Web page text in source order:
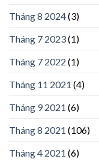
Tháng 8 2024(3)
Tháng 7 2023(1)
Tháng 7 2022 (1)
Tháng 11 2021 (4)
Tháng 9 2021 (6)
Tháng 8 2021 (106)
Tháng 4 2021 (6)